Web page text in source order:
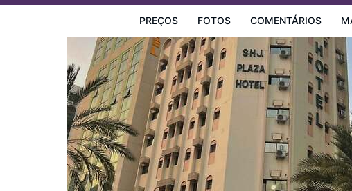
PREÇOS FOTOS COMENTÁRIOS